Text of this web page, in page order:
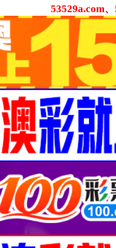
53529a.com